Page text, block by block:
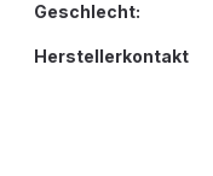
Geschlecht:
Herstellerkontakt